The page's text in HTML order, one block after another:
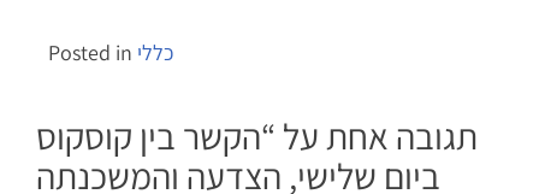
Posted in כללי
תגובה אחת על “הקשר בין קוסקוס
ביום שלישי, הצדעה והמשכנתה